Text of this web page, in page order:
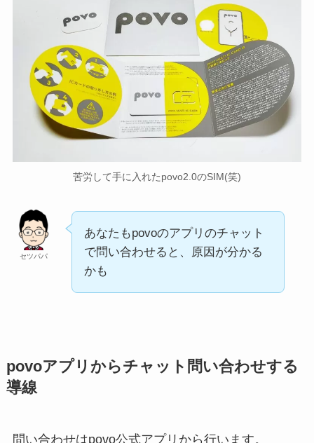
苦労して手に入れたpovo2.0のSIM(笑)
セツパパ
あなたもpovoのアプリのチャット
で問い合わせると、原因が分かる
かも
povoアプリからチャット問い合わせする
導線
問い合わせはpovo公式アプリから行います。